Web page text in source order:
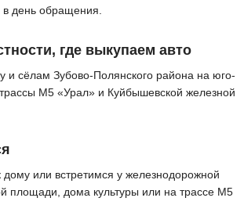
день обращения.
где выкупаем авто
и сёлам Зубово-Полянского района на юго-
М5 «Урал» и Куйбышевской железной
или встретимся у железнодорожной
площади, дома культуры или на трассе М5